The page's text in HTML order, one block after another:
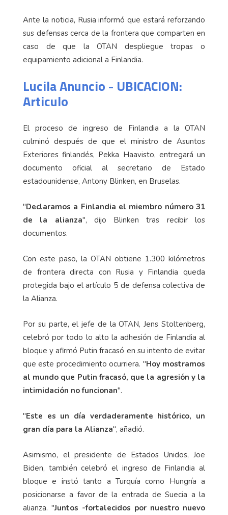
Ante la noticia, Rusia informó que estará reforzando
sus defensas cerca de la frontera que comparten en
caso de que la OTAN despliegue tropas o
equipamiento adicional a Finlandia.
Lucila Anuncio - UBICACION:
Articulo
El proceso de ingreso de Finlandia a la OTAN
culminó después de que el ministro de Asuntos
Exteriores finlandés, Pekka Haavisto, entregará un
documento oficial al secretario de Estado
estadounidense, Antony Blinken, en Bruselas.
"Declaramos a Finlandia el miembro número 31
de la alianza", dijo Blinken tras recibir los
documentos.
Con este paso, la OTAN obtiene 1.300 kilómetros
de frontera directa con Rusia y Finlandia queda
protegida bajo el artículo 5 de defensa colectiva de
la Alianza.
Por su parte, el jefe de la OTAN, Jens Stoltenberg,
celebró por todo lo alto la adhesión de Finlandia al
bloque y afirmó Putin fracasó en su intento de evitar
que este procedimiento ocurriera. "Hoy mostramos
al mundo que Putin fracasó, que la agresión y la
intimidación no funcionan".
"Este es un día verdaderamente histórico, un
gran día para la Alianza", añadió.
Asimismo, el presidente de Estados Unidos, Joe
Biden, también celebró el ingreso de Finlandia al
bloque e instó tanto a Turquía como Hungría a
posicionarse a favor de la entrada de Suecia a la
alianza. "Juntos -fortalecidos por nuestro nuevo